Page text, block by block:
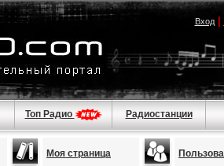
Вход|
Топ Радио Радиостанции
Моя страница